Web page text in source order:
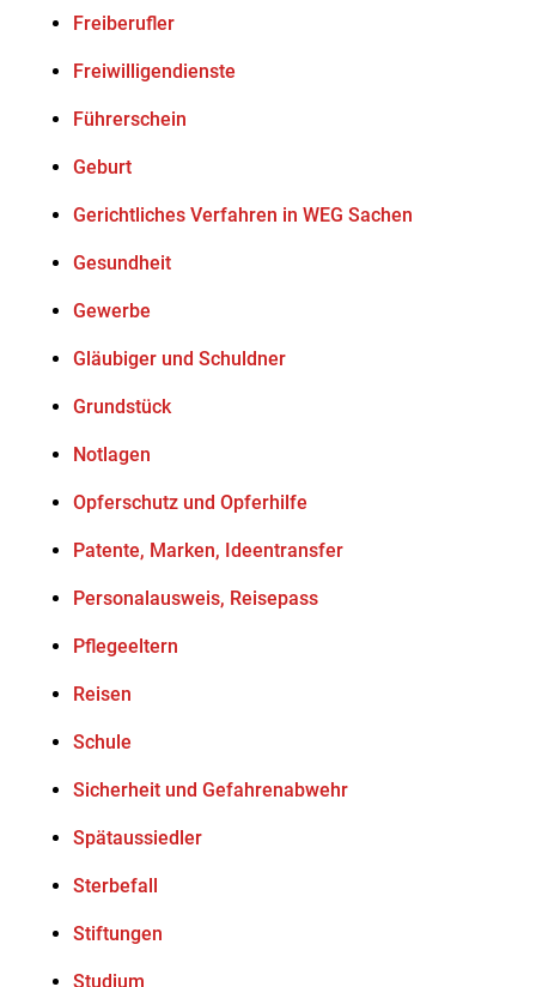
Freiberufler
Freiwilligendienste
Führerschein
Geburt
Gerichtliches Verfahren in WEG Sachen
Gesundheit
Gewerbe
Gläubiger und Schuldner
Grundstück
Notlagen
Opferschutz und Opferhilfe
Patente, Marken, Ideentransfer
Personalausweis, Reisepass
Pflegeeltern
Reisen
Schule
Sicherheit und Gefahrenabwehr
Spätaussiedler
Sterbefall
Stiftungen
Studium